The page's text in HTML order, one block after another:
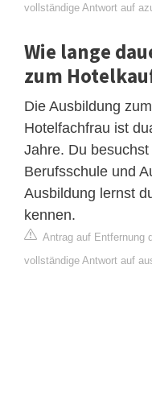
vollständige Antwort auf
Wie lange
zum
Die Ausbildung
Hotelfachfrau ist
Jahre. Du
Berufsschule und
Ausbildung lernst
kennen.
Antrag auf Entfernung
vollständige Antwort auf